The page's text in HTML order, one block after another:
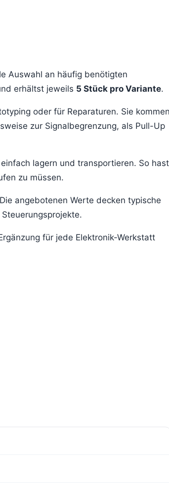
Auswahl an häufig benötigten
erhältst jeweils 5 Stück pro Variante.
oder für Reparaturen. Sie kommen
zur Signalbegrenzung, als Pull-Up
lagern und transportieren. So hast
zu müssen.
angebotenen Werte decken typische
für jede Elektronik-Werkstatt